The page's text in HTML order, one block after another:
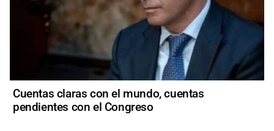
Cuentas claras con el mundo, cuentas
pendientes con el Congreso